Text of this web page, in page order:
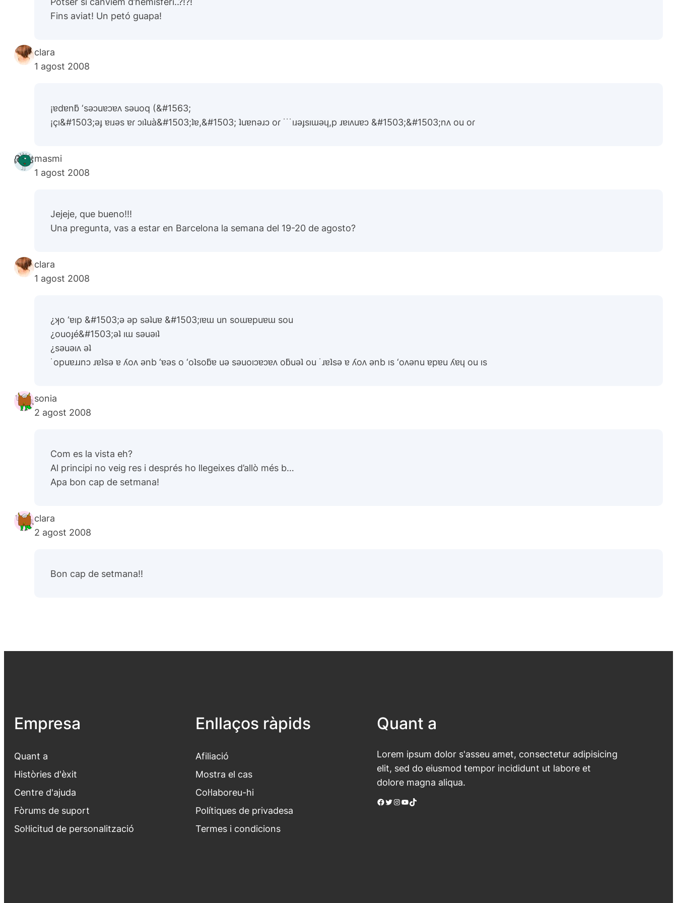
Fins aviat! Un petó guapa!
clara
1 agost 2008
¡ɐdɐnƃ ‘sǝɔuɐɔɐʌ sǝuoq (&#1563;
¡çı&#1503;ǝɟ ɐıɹǝs ɐɾ ɔıʇuà&#1503;ʇɐ,&#1503; ʇuɐnǝɹɔ oɾ ˙˙˙ıɹǝɟsıɯǝɥ,p ɹɐıʌuɐɔ &#1503;&#1503;nʌ ou oɾ
masmi
1 agost 2008
Jejeje, que bueno!!!
Una pregunta, vas a estar en Barcelona la semana del 19-20 de agosto?
clara
1 agost 2008
¿ʞo ‘ɐıp &#1503;ǝ ǝp sǝʇuɐ &#1503;ıɐɯ un soɯɐpuɐɯ sou
¿ouoɟé&#1503;ǝʇ ıɯ sǝuǝıʇ
¿sǝuǝıʌ ǝʇ
˙opuɐɹɹnɔ ɹɐʇsǝ ɐ ʎoʌ ǝnb ‘ɐǝs o ‘oʇsoƃɐ uǝ sǝuoıɔɐɔɐʌ oƃuǝʇ ou ˙ɹɐʇsǝ ɐ ʎoʌ ǝnb ıs ‘oʌǝnu ɐpɐu ʎɐɥ ou ıs
sonia
2 agost 2008
Com es la vista eh?
Al principi no veig res i després ho llegeixes d’allò més b…
Apa bon cap de setmana!
clara
2 agost 2008
Bon cap de setmana!!
Empresa
Quant a
Històries d'èxit
Centre d'ajuda
Fòrums de suport
Sol·licitud de personalització
Enllaços ràpids
Afiliació
Mostra el cas
Col·laboreu-hi
Polítiques de privadesa
Termes i condicions
Quant a
Lorem ipsum dolor s'asseu amet, consectetur adipisicing
elit, sed do eiusmod tempor incididunt ut labore et
dolore magna aliqua.
Facebook Twitter Instagram YouTube TikTok